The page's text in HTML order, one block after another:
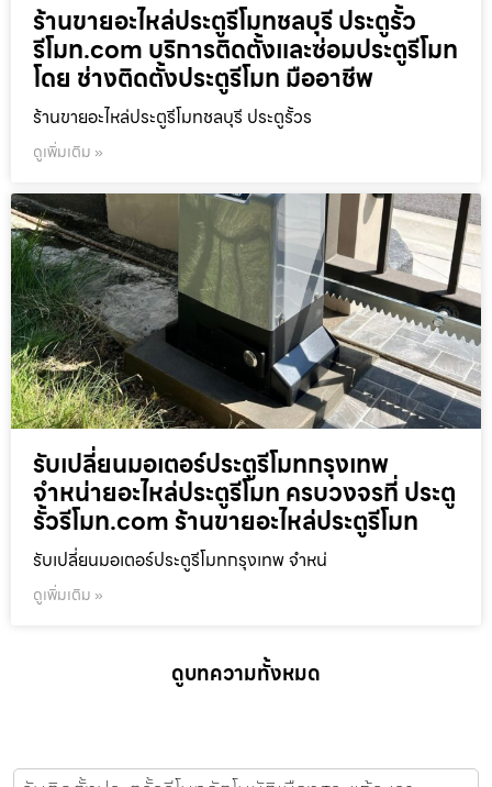
ร้านขายอะไหล่ประตูรีโมทชลบุรี ประตูรั้ว
รีโมท.com บริการติดตั้งและซ่อมประตูรีโมท
โดย ช่างติดตั้งประตูรีโมท มืออาชีพ
ร้านขายอะไหล่ประตูรีโมทชลบุรี ประตูรั้วร
ดูเพิ่มเติม »
รับเปลี่ยนมอเตอร์ประตูรีโมทกรุงเทพ
จำหน่ายอะไหล่ประตูรีโมท ครบวงจรที่ ประตู
รั้วรีโมท.com ร้านขายอะไหล่ประตูรีโมท
รับเปลี่ยนมอเตอร์ประตูรีโมทกรุงเทพ จำหน่
ดูเพิ่มเติม »
ดูบทความทั้งหมด